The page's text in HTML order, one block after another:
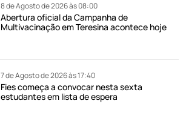
8 de Agosto de 2026 às 08:00
Abertura oficial da Campanha de
Multivacinação em Teresina acontece hoje
7 de Agosto de 2026 às 17:40
Fies começa a convocar nesta sexta
estudantes em lista de espera